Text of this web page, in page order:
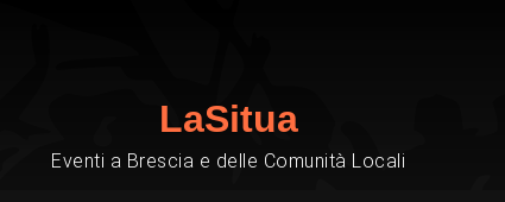
LaSitua
Eventi a Brescia e delle Comunità Locali